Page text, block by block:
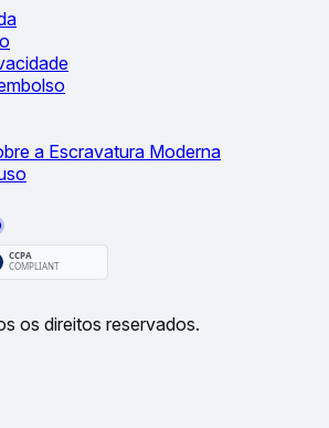
a Escravatura Moderna
os direitos reservados.